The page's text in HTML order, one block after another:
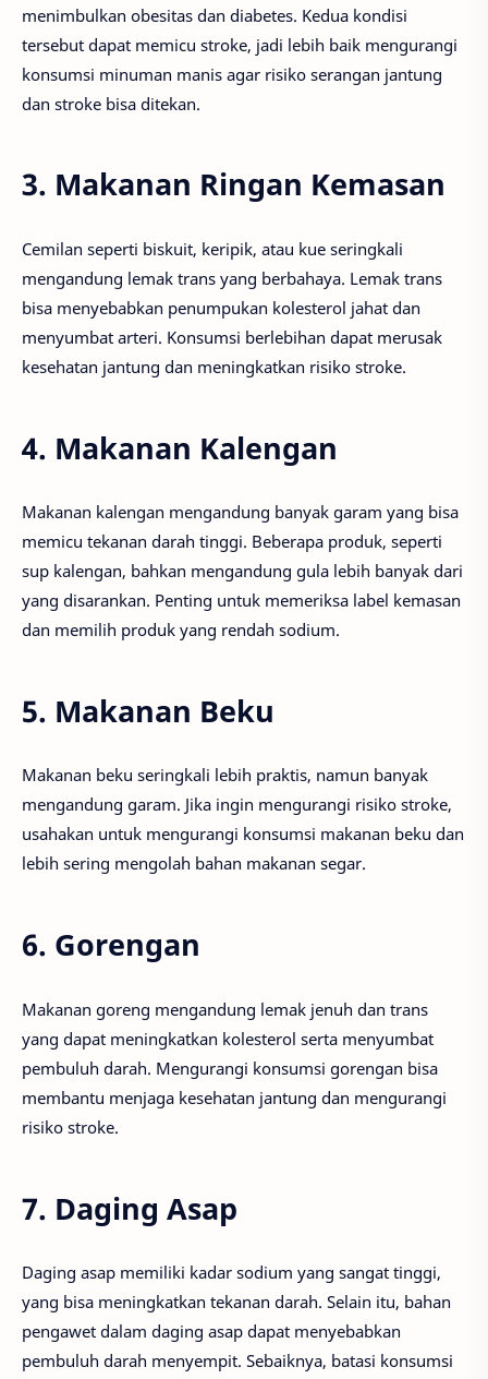
menimbulkan obesitas dan diabetes. Kedua kondisi
tersebut dapat memicu stroke, jadi lebih baik mengurangi
konsumsi minuman manis agar risiko serangan jantung
dan stroke bisa ditekan.
3. Makanan Ringan Kemasan
Cemilan seperti biskuit, keripik, atau kue seringkali
mengandung lemak trans yang berbahaya. Lemak trans
bisa menyebabkan penumpukan kolesterol jahat dan
menyumbat arteri. Konsumsi berlebihan dapat merusak
kesehatan jantung dan meningkatkan risiko stroke.
4. Makanan Kalengan
Makanan kalengan mengandung banyak garam yang bisa
memicu tekanan darah tinggi. Beberapa produk, seperti
sup kalengan, bahkan mengandung gula lebih banyak dari
yang disarankan. Penting untuk memeriksa label kemasan
dan memilih produk yang rendah sodium.
5. Makanan Beku
Makanan beku seringkali lebih praktis, namun banyak
mengandung garam. Jika ingin mengurangi risiko stroke,
usahakan untuk mengurangi konsumsi makanan beku dan
lebih sering mengolah bahan makanan segar.
6. Gorengan
Makanan goreng mengandung lemak jenuh dan trans
yang dapat meningkatkan kolesterol serta menyumbat
pembuluh darah. Mengurangi konsumsi gorengan bisa
membantu menjaga kesehatan jantung dan mengurangi
risiko stroke.
7. Daging Asap
Daging asap memiliki kadar sodium yang sangat tinggi,
yang bisa meningkatkan tekanan darah. Selain itu, bahan
pengawet dalam daging asap dapat menyebabkan
pembuluh darah menyempit. Sebaiknya, batasi konsumsi